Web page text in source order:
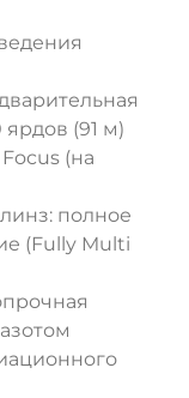
ярдов (91 м)
(на
полное
(Fully Multi